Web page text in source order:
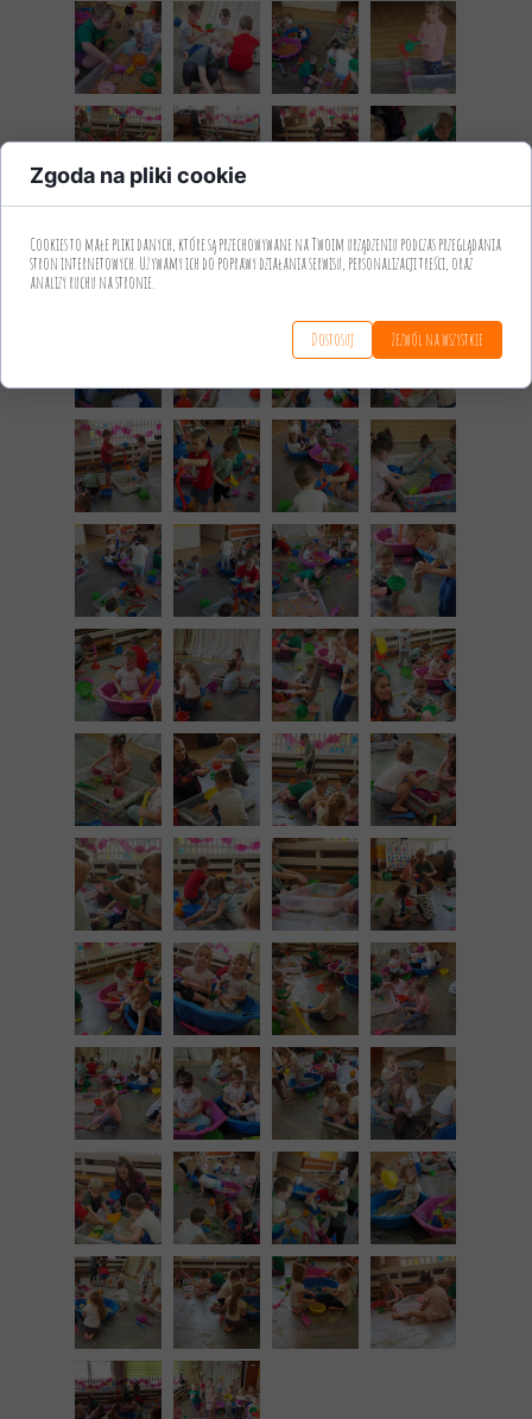
Zgoda na pliki cookie
Cookies to małe pliki danych, które są przechowywane na Twoim urządzeniu podczas przeglądania
stron internetowych. Używamy ich do poprawy działania serwisu, personalizacji treści, oraz
analizy ruchu na stronie.
Dostosuj Zezwól na wszystkie